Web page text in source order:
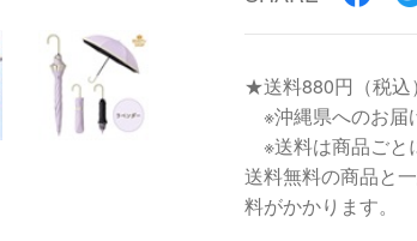
★送料880円（税込）
※沖縄県へのお届
※送料は商品ごと
送料無料の商品と
料がかかります。